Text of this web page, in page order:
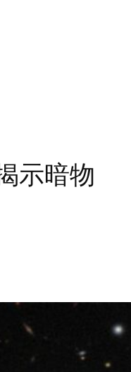
示暗物